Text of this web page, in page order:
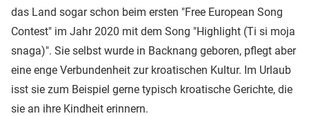
das Land sogar schon beim ersten "Free European Song
Contest" im Jahr 2020 mit dem Song "Highlight (Ti si moja
snaga)". Sie selbst wurde in Backnang geboren, pflegt aber
eine enge Verbundenheit zur kroatischen Kultur. Im Urlaub
isst sie zum Beispiel gerne typisch kroatische Gerichte, die
sie an ihre Kindheit erinnern.